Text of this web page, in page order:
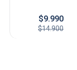
$9.990
$14.900